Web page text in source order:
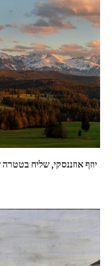
יוזף אוזננסקי, שליח